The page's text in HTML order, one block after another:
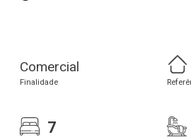
Comercial
Finalidade
7